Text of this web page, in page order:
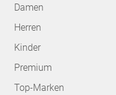
Damen
Herren
Kinder
Premium
Top-Marken